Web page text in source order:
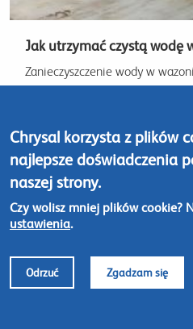
Jak utrzymać czystą wodę
Zanieczyszczenie wody w
rozkładem łodyg i liści. Jeśli
Więcej
Chrysal korzysta z plików
najlepsze doświadczenia
naszej strony.
Czy wolisz mniej plików cookie?
ustawienia.
Odrzuć Zgadzam się